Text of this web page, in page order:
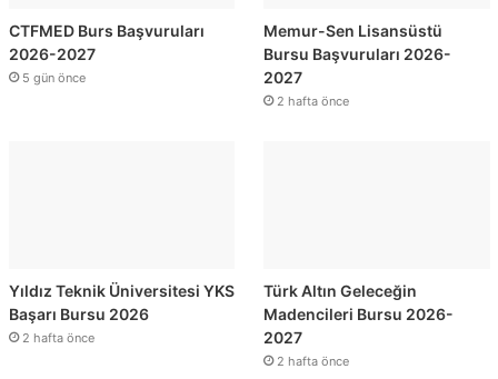
CTFMED Burs Başvuruları
2026-2027
5 gün önce
Memur-Sen Lisansüstü
Bursu Başvuruları 2026-
2027
2 hafta önce
Yıldız Teknik Üniversitesi YKS
Başarı Bursu 2026
2 hafta önce
Türk Altın Geleceğin
Madencileri Bursu 2026-
2027
2 hafta önce